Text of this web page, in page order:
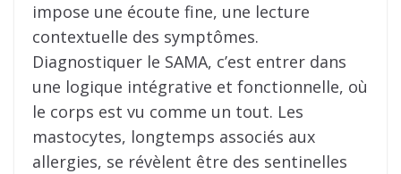
impose une écoute fine, une lecture
contextuelle des symptômes.
Diagnostiquer le SAMA, c’est entrer dans
une logique intégrative et fonctionnelle, où
le corps est vu comme un tout. Les
mastocytes, longtemps associés aux
allergies, se révèlent être des sentinelles